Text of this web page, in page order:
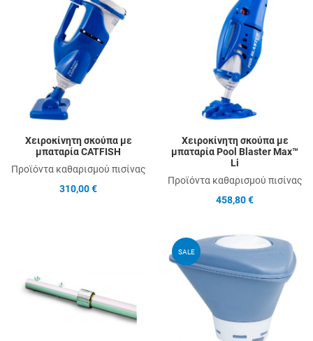
Add to Compare
Χειροκίνητη σκούπα με
μπαταρία CATFISH
Προϊόντα καθαρισμού πισίνας
310,00 €
Χειροκίνητη σκούπα με
μπαταρία Pool Blaster Max™
Li
Προϊόντα καθαρισμού πισίνας
458,80 €
Add to Wishlist
Add to Compare
SALE